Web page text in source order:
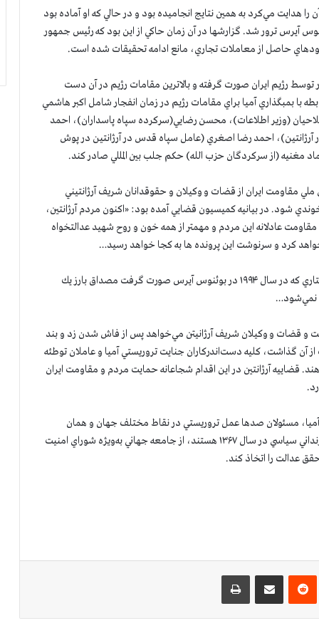
شهيد آلبرتو نيسمن آن را هدايت مي‌كرد به همين نتايج انجاميده بود و در حالي كه او آماده بود
آيرس ترور شد. گزارشها در آن زمان حاكي از اين بود كه رئيس جمهور
سودهاي حاصل از معاملات تجاري، مانع ادامه تحقيقات شده است.
انفجار توسط رژيم ايران صورت گرفته و بالاترين مقامات رژيم در آن دست
خواست در رابطه با بمبگذاري آميا براي مقامات رژیم در زمان انفجار شامل اكبر هاشمي
(وزير اطلاعات)، محسن رضايي(سركرده سپاه پاسداران)، احمد
احمد رضا اصغري (عامل سپاه قدس در آرژانتین در پوش
مغنيه (از سركردگان حزب الله) حكم جلب بين المللي صادر كند.
قضايي شوراي ملي مقاومت ايران از قضات و وكیلان و حقوقدانان شريف آرژانتيني
شود. در بيانيه كميسيون قضايي آمده بود: «اكنون مردم آرژانتين،
عادلانه اين مردم و مهمتر از همه خون و روح شهيد عدالتخواه
كرد و سرنوشت اين پرونده ها به كجا خواهد رسيد…
به‌ لحاظ توصيف حقوقي ترديدي نيست كه بمبگذاري آميا و كشتاري كه در سال ۱۹۹۴ در بوئنوس آيرس صورت گرفت مصداق بارز يك
نمي‌شود…
و قضات و وكيلان شريف آرژانيتن مي‌خواهد پس از فاش شدن زد و بند
آن گذاشت، كليه دست‌اندركاران جنايت تروريستي آميا و عاملان توطئه
دهند. قضاييه آرژانتين در اين اقدام شجاعانه حمايت مردم و مقاومت ايران
آميا، مسئولان صدها عمل تروريستي در نقاط مختلف جهان و همان
مسئولان اعدام ۱۲۰ هزار زنداني سياسي از جمله قتل عام ۳۰ هزار زنداني سياسي در سال ۱۳۶۷ هستند، از جامعه جهاني به‌ويژه شوراي امنيت
عدالت را اتخاذ كند.
‫رددیت